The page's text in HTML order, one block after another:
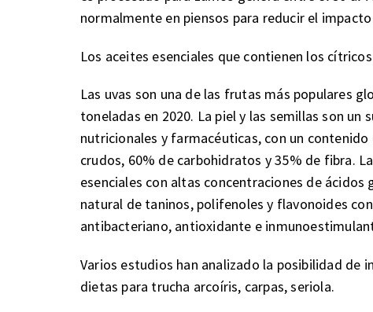
normalmente en piensos para reducir el
Los aceites esenciales que contienen los
Las uvas son una de las frutas más populares
toneladas en 2020. La piel y las semillas son
nutricionales y farmacéuticas, con un
crudos, 60% de carbohidratos y 35% de fibra.
esenciales con altas concentraciones de
natural de taninos, polifenoles y flavonoides
antibacteriano, antioxidante e
Varios estudios han analizado la posibilidad de
dietas para trucha arcoíris, carpas, seriola.